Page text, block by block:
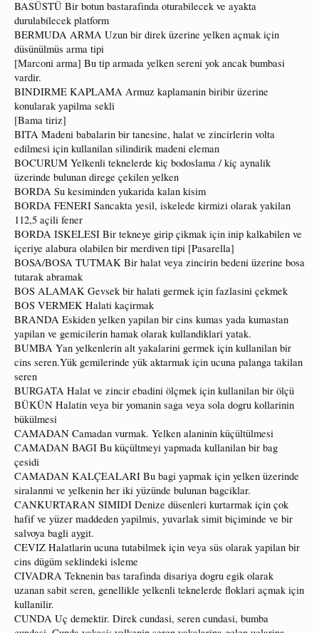
BASÜSTÜ Bir botun bastarafinda oturabilecek ve ayakta
durulabilecek platform
BERMUDA ARMA Uzun bir direk üzerine yelken açmak için
düsünülmüs arma tipi
[Marconi arma] Bu tip armada yelken sereni yok ancak bumbasi
vardir.
BINDIRME KAPLAMA Armuz kaplamanin biribir üzerine
konularak yapilma sekli
[Bama tiriz]
BITA Madeni babalarin bir tanesine, halat ve zincirlerin volta
edilmesi için kullanilan silindirik madeni eleman
BOCURUM Yelkenli teknelerde kiç bodoslama / kiç aynalik
üzerinde bulunan direge çekilen yelken
BORDA Su kesiminden yukarida kalan kisim
BORDA FENERI Sancakta yesil, iskelede kirmizi olarak yakilan
112,5 açili fener
BORDA ISKELESI Bir tekneye girip çikmak için inip kalkabilen ve
içeriye alabura olabilen bir merdiven tipi [Pasarella]
BOSA/BOSA TUTMAK Bir halat veya zincirin bedeni üzerine bosa
tutarak abramak
BOS ALAMAK Gevsek bir halati germek için fazlasini çekmek
BOS VERMEK Halati kaçirmak
BRANDA Eskiden yelken yapilan bir cins kumas yada kumastan
yapilan ve gemicilerin hamak olarak kullandiklari yatak.
BUMBA Yan yelkenlerin alt yakalarini germek için kullanilan bir
cins seren.Yük gemilerinde yük aktarmak için ucuna palanga takilan
seren
BURGATA Halat ve zincir ebadini ölçmek için kullanilan bir ölçü
BÜKÜN Halatin veya bir yomanin saga veya sola dogru kollarinin
bükülmesi
CAMADAN Camadan vurmak. Yelken alaninin küçültülmesi
CAMADAN BAGI Bu küçültmeyi yapmada kullanilan bir bag
çesidi
CAMADAN KALÇEALARI Bu bagi yapmak için yelken üzerinde
siralanmi ve yelkenin her iki yüzünde bulunan bagciklar.
CANKURTARAN SIMIDI Denize düsenleri kurtarmak için çok
hafif ve yüzer maddeden yapilmis, yuvarlak simit biçiminde ve bir
salvoya bagli aygit.
CEVIZ Halatlarin ucuna tutabilmek için veya süs olarak yapilan bir
cins dügüm seklindeki isleme
CIVADRA Teknenin bas tarafinda disariya dogru egik olarak
uzanan sabit seren, genellikle yelkenli teknelerde floklari açmak için
kullanilir.
CUNDA Uç demektir. Direk cundasi, seren cundasi, bumba